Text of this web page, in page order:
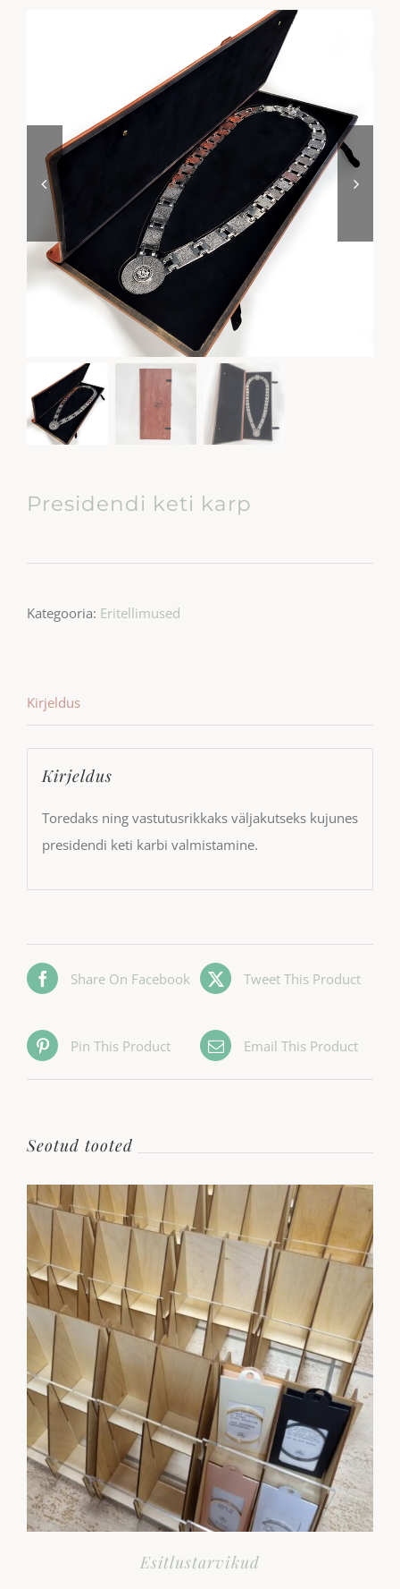
Presidendi keti karp
Kategooria: Eritellimused
Kirjeldus
Kirjeldus
Toredaks ning vastutusrikkaks väljakutseks kujunes
presidendi keti karbi valmistamine.
Share On Facebook Tweet This Product
Pin This Product Email This Product
Seotud tooted
Esitlustarvikud